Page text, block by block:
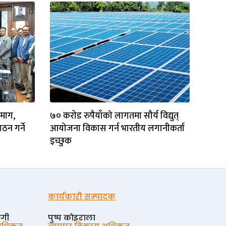
गर्ने
७० करोड रुपैयाँकाे लागतमा सौर्य विद्युत्
आयोजना विकास गर्न भारतीय लगानीकर्ता
इच्छुक
कार्यकारी सम्पादक
पुष्प काेइराला